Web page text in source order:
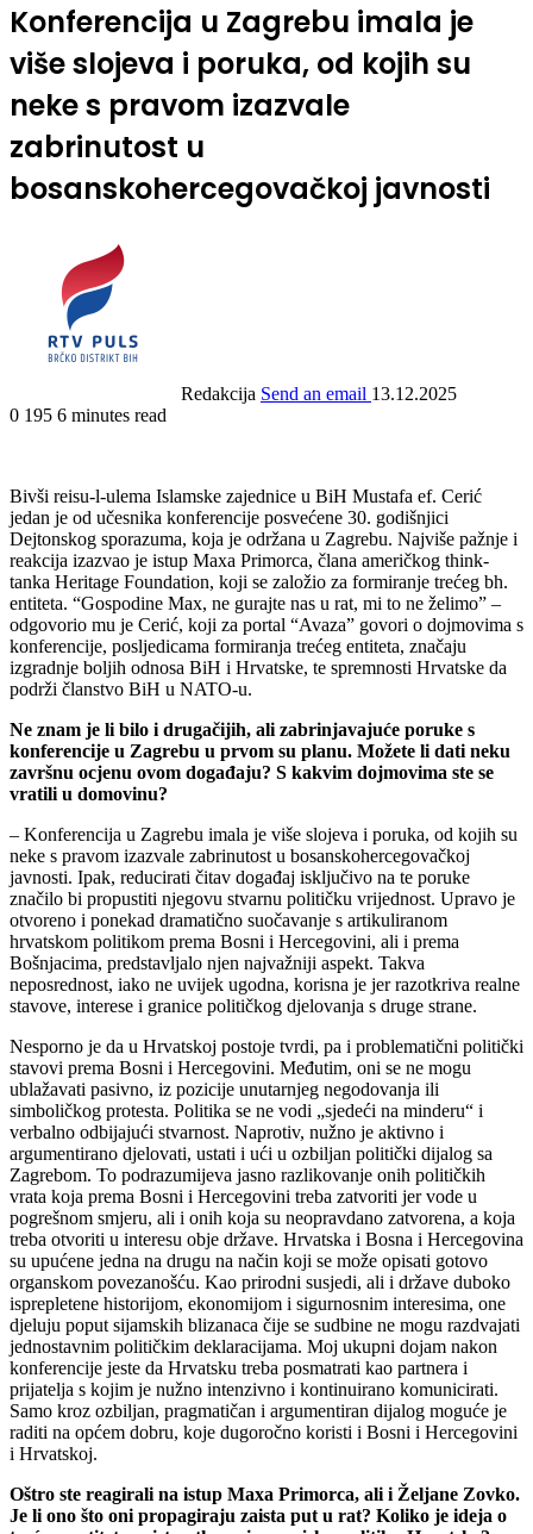
Konferencija u Zagrebu imala je
više slojeva i poruka, od kojih su
neke s pravom izazvale
zabrinutost u
bosanskohercegovačkoj javnosti
Redakcija Send an email 13.12.2025
0 195 6 minutes read
Bivši reisu-l-ulema Islamske zajednice u BiH Mustafa ef. Cerić
jedan je od učesnika konferencije posvećene 30. godišnjici
Dejtonskog sporazuma, koja je održana u Zagrebu. Najviše pažnje i
reakcija izazvao je istup Maxa Primorca, člana američkog think-
tanka Heritage Foundation, koji se založio za formiranje trećeg bh.
entiteta. “Gospodine Max, ne gurajte nas u rat, mi to ne želimo” –
odgovorio mu je Cerić, koji za portal “Avaza” govori o dojmovima s
konferencije, posljedicama formiranja trećeg entiteta, značaju
izgradnje boljih odnosa BiH i Hrvatske, te spremnosti Hrvatske da
podrži članstvo BiH u NATO-u.
Ne znam je li bilo i drugačijih, ali zabrinjavajuće poruke s
konferencije u Zagrebu u prvom su planu. Možete li dati neku
završnu ocjenu ovom događaju? S kakvim dojmovima ste se
vratili u domovinu?
– Konferencija u Zagrebu imala je više slojeva i poruka, od kojih su
neke s pravom izazvale zabrinutost u bosanskohercegovačkoj
javnosti. Ipak, reducirati čitav događaj isključivo na te poruke
značilo bi propustiti njegovu stvarnu političku vrijednost. Upravo je
otvoreno i ponekad dramatično suočavanje s artikuliranom
hrvatskom politikom prema Bosni i Hercegovini, ali i prema
Bošnjacima, predstavljalo njen najvažniji aspekt. Takva
neposrednost, iako ne uvijek ugodna, korisna je jer razotkriva realne
stavove, interese i granice političkog djelovanja s druge strane.
Nesporno je da u Hrvatskoj postoje tvrdi, pa i problematični politički
stavovi prema Bosni i Hercegovini. Međutim, oni se ne mogu
ublažavati pasivno, iz pozicije unutarnjeg negodovanja ili
simboličkog protesta. Politika se ne vodi „sjedeći na minderu“ i
verbalno odbijajući stvarnost. Naprotiv, nužno je aktivno i
argumentirano djelovati, ustati i ući u ozbiljan politički dijalog sa
Zagrebom. To podrazumijeva jasno razlikovanje onih političkih
vrata koja prema Bosni i Hercegovini treba zatvoriti jer vode u
pogrešnom smjeru, ali i onih koja su neopravdano zatvorena, a koja
treba otvoriti u interesu obje države. Hrvatska i Bosna i Hercegovina
su upućene jedna na drugu na način koji se može opisati gotovo
organskom povezanošću. Kao prirodni susjedi, ali i države duboko
isprepletene historijom, ekonomijom i sigurnosnim interesima, one
djeluju poput sijamskih blizanaca čije se sudbine ne mogu razdvajati
jednostavnim političkim deklaracijama. Moj ukupni dojam nakon
konferencije jeste da Hrvatsku treba posmatrati kao partnera i
prijatelja s kojim je nužno intenzivno i kontinuirano komunicirati.
Samo kroz ozbiljan, pragmatičan i argumentiran dijalog moguće je
raditi na općem dobru, koje dugoročno koristi i Bosni i Hercegovini
i Hrvatskoj.
Oštro ste reagirali na istup Maxa Primorca, ali i Željane Zovko.
Je li ono što oni propagiraju zaista put u rat? Koliko je ideja o